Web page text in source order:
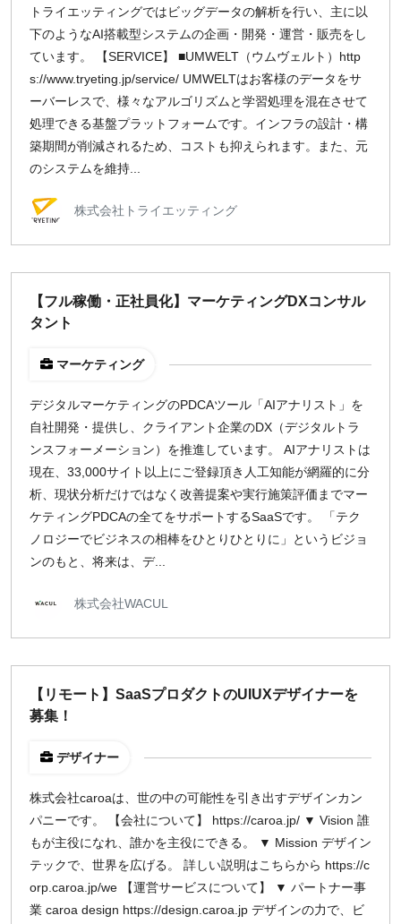
トライエッティングではビッグデータの解析を行い、主に以
下のようなAI搭載型システムの企画・開発・運営・販売をし
ています。 【SERVICE】 ■UMWELT（ウムヴェルト）http
s://www.tryeting.jp/service/ UMWELTはお客様のデータをサ
ーバーレスで、様々なアルゴリズムと学習処理を混在させて
処理できる基盤プラットフォームです。インフラの設計・構
築期間が削減されるため、コストも抑えられます。また、元
のシステムを維持...
株式会社トライエッティング
【フル稼働・正社員化】マーケティングDXコンサル
タント
マーケティング
デジタルマーケティングのPDCAツール「AIアナリスト」を
自社開発・提供し、クライアント企業のDX（デジタルトラ
ンスフォーメーション）を推進しています。 AIアナリストは
現在、33,000サイト以上にご登録頂き人工知能が網羅的に分
析、現状分析だけではなく改善提案や実行施策評価までマー
ケティングPDCAの全てをサポートするSaaSです。 「テク
ノロジーでビジネスの相棒をひとりひとりに」というビジョ
ンのもと、将来は、デ...
株式会社WACUL
【リモート】SaaSプロダクトのUIUXデザイナーを
募集！
デザイナー
株式会社caroaは、世の中の可能性を引き出すデザインカン
パニーです。 【会社について】 https://caroa.jp/ ▼ Vision 誰
もが主役になれ、誰かを主役にできる。 ▼ Mission デザイン
テックで、世界を広げる。 詳しい説明はこちらから https://c
orp.caroa.jp/we 【運営サービスについて】 ▼ パートナー事
業 caroa design https://design.caroa.jp デザインの力で、ビ